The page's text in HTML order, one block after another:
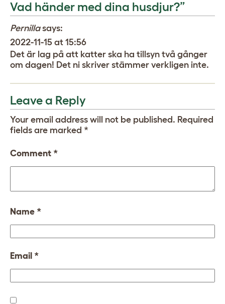
Vad händer med dina husdjur?”
Pernilla says:
2022-11-15 at 15:56
Det är lag på att katter ska ha tillsyn två gånger
om dagen! Det ni skriver stämmer verkligen inte.
Leave a Reply
Your email address will not be published. Required
fields are marked *
Comment *
Name *
Email *